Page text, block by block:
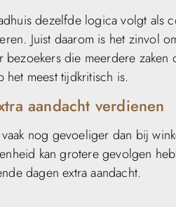
dezelfde logica volgt als
Juist daarom is het zinvol
die meerdere
het meest tijdkritisch is.
aandacht verdienen
nog gevoeliger dan bij
kan grotere gevolgen
dagen extra aandacht.